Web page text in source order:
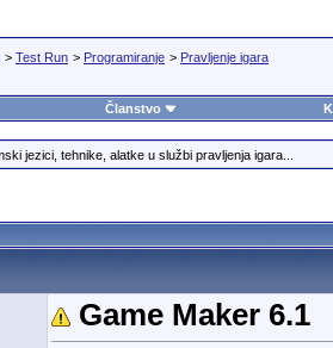
> Test Run > Programiranje > Pravljenje igara
Članstvo
jezici, tehnike, alatke u službi pravljenja igara...
Game Maker 6.1